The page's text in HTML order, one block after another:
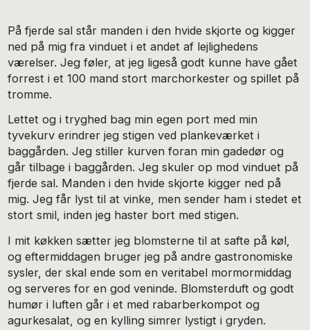
På fjerde sal står manden i den hvide skjorte og kigger
ned på mig fra vinduet i et andet af lejlighedens
værelser. Jeg føler, at jeg ligeså godt kunne have gået
forrest i et 100 mand stort marchorkester og spillet på
tromme.
Lettet og i tryghed bag min egen port med min
tyvekurv erindrer jeg stigen ved plankeværket i
baggården. Jeg stiller kurven foran min gadedør og
går tilbage i baggården. Jeg skuler op mod vinduet på
fjerde sal. Manden i den hvide skjorte kigger ned på
mig. Jeg får lyst til at vinke, men sender ham i stedet et
stort smil, inden jeg haster bort med stigen.
I mit køkken sætter jeg blomsterne til at safte på køl,
og eftermiddagen bruger jeg på andre gastronomiske
sysler, der skal ende som en veritabel mormormiddag
og serveres for en god veninde. Blomsterduft og godt
humør i luften går i et med rabarberkompot og
agurkesalat, og en kylling simrer lystigt i gryden.